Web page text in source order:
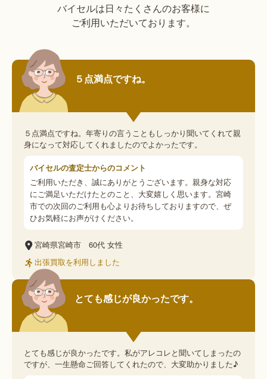
バイセルは日々たくさんのお客様に
ご利用いただいております。
５点満点ですね。
５点満点ですね。年寄りの言うこともしっかり聞いてくれて親
身になって対応してくれましたのでよかったです。
バイセルの査定士からのコメント
ご利用いただき、誠にありがとうございます。親身な対応
にご満足いただけたとのこと、大変嬉しく思います。宮崎
市での次回のご利用も心よりお待ちしておりますので、ぜ
ひお気軽にお声がけください。
宮崎県宮崎市 60代 女性
出張買取を利用しました
とても感じが良かったです。
とても感じが良かったです。私がアレコレと聞いてしまったの
ですが、一生懸命ご回答してくれたので、大変助かりました♪